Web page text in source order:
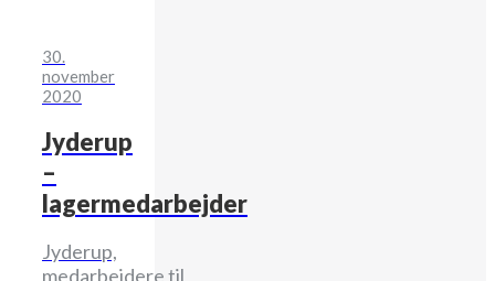
30.
november
2020
Jyderup
–
lagermedarbejder
Jyderup,
medarbejdere til